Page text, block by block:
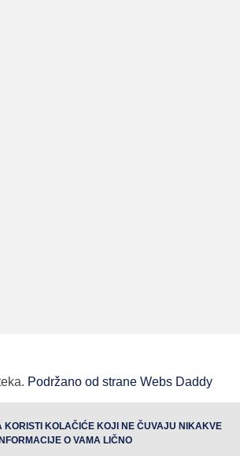
Podržano od strane Webs Daddy
web marketing
KORISTI KOLAČIĆE KOJI NE ČUVAJU NIKAKVE
INFORMACIJE O VAMA LIČNO